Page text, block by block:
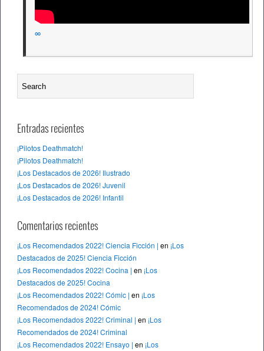
∞
Entradas recientes
¡Pilotos Deathmatch!
¡Pilotos Deathmatch!
¡Los Destacados de 2026! Ilustrado
¡Los Destacados de 2026! Juvenil
¡Los Destacados de 2026! Infantil
Comentarios recientes
¡Los Recomendados 2022! Ciencia Ficción | en ¡Los
Destacados de 2025! Ciencia Ficción
¡Los Recomendados 2022! Cocina | en ¡Los
Destacados de 2025! Cocina
¡Los Recomendados 2022! Cómic | en ¡Los
Recomendados de 2024! Cómic
¡Los Recomendados 2022! Criminal | en ¡Los
Recomendados de 2024! Criminal
¡Los Recomendados 2022! Ensayo | en ¡Los